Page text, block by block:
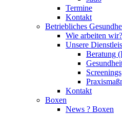
Termine
Kontakt
Betriebliches
Wie arbeiten wir?
Unsere
Beratung
Kontakt
Boxen
News ? Boxen